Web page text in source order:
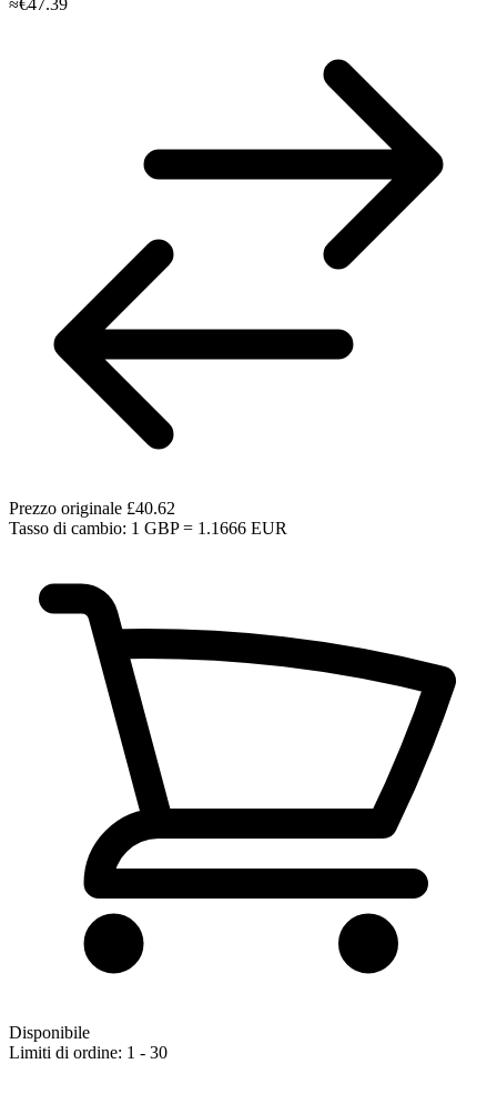
≈€47.39
Prezzo originale £40.62
Tasso di cambio: 1 GBP = 1.1666 EUR
Disponibile
Limiti di ordine: 1 - 30